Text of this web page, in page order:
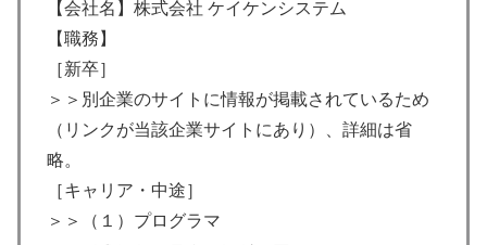
【会社名】株式会社 ケイケンシステム
【職務】
［新卒］
＞＞別企業のサイトに情報が掲載されているため
（リンクが当該企業サイトにあり）、詳細は省
略。
［キャリア・中途］
＞＞（１）プログラマ